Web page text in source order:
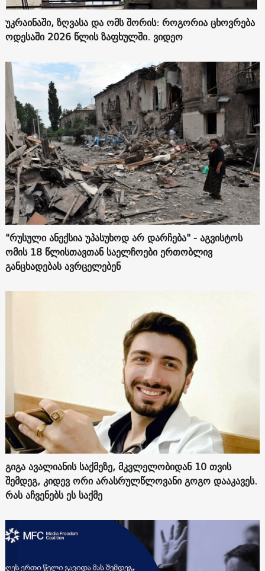
უკრაინაში, ზღვასა და ომს შორის: როგორია ცხოვრება
ოდესაში 2026 წლის ზაფხულში. ვიდეო
"რუსული ანექსია უპასუხოდ არ დარჩება" - აგვისტოს
ომის 18 წლისთავთან საელჩოები ერთობლივ
განცხადებას ავრცელებენ
გიგა ავალიანის საქმეზე, მკვლელობიდან 10 თვის
შემდეგ, კიდევ ორი არასრულწლოვანი გოგო დააკავეს.
რას აჩვენებს ეს საქმე